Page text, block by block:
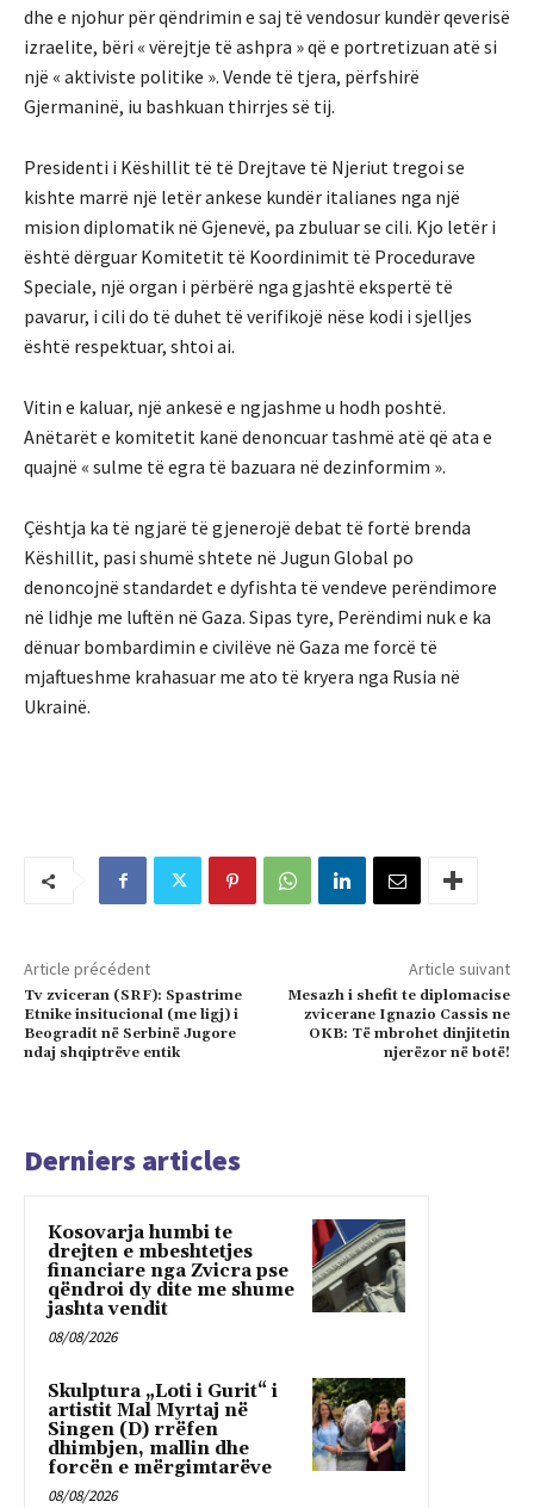
dhe e njohur për qëndrimin e saj të vendosur kundër qeverisë
izraelite, bëri « vërejtje të ashpra » që e portretizuan atë si
një « aktiviste politike ». Vende të tjera, përfshirë
Gjermaninë, iu bashkuan thirrjes së tij.
Presidenti i Këshillit të të Drejtave të Njeriut tregoi se
kishte marrë një letër ankese kundër italianes nga një
mision diplomatik në Gjenevë, pa zbuluar se cili. Kjo letër i
është dërguar Komitetit të Koordinimit të Procedurave
Speciale, një organ i përbërë nga gjashtë ekspertë të
pavarur, i cili do të duhet të verifikojë nëse kodi i sjelljes
është respektuar, shtoi ai.
Vitin e kaluar, një ankesë e ngjashme u hodh poshtë.
Anëtarët e komitetit kanë denoncuar tashmë atë që ata e
quajnë « sulme të egra të bazuara në dezinformim ».
Çështja ka të ngjarë të gjenerojë debat të fortë brenda
Këshillit, pasi shumë shtete në Jugun Global po
denoncojnë standardet e dyfishta të vendeve perëndimore
në lidhje me luftën në Gaza. Sipas tyre, Perëndimi nuk e ka
dënuar bombardimin e civilëve në Gaza me forcë të
mjaftueshme krahasuar me ato të kryera nga Rusia në
Ukrainë.
Article précédent
Tv zviceran (SRF): Spastrime
Etnike insitucional (me ligj) i
Beogradit në Serbinë Jugore
ndaj shqiptrëve entik
Article suivant
Mesazh i shefit te diplomacise
zvicerane Ignazio Cassis ne
OKB: Të mbrohet dinjitetin
njerëzor në botë!
Derniers articles
Kosovarja humbi te
drejten e mbeshtetjes
financiare nga Zvicra pse
qëndroi dy dite me shume
jashta vendit
08/08/2026
Skulptura „Loti i Gurit“ i
artistit Mal Myrtaj në
Singen (D) rrëfen
dhimbjen, mallin dhe
forcën e mërgimtarëve
08/08/2026